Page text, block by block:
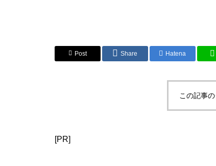
Post Share Hatena
この記事
[PR]